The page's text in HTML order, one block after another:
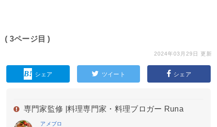
( 3ページ目 )
2024年03月29日 更新
シェア ツイート シェア
専門家監修 | 料理専門家・料理ブロガー Runa
アメブロ